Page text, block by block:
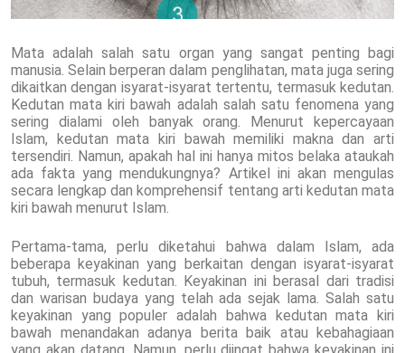
Mata adalah salah satu organ yang sangat penting bagi
manusia. Selain berperan dalam penglihatan, mata juga sering
dikaitkan dengan isyarat-isyarat tertentu, termasuk kedutan.
Kedutan mata kiri bawah adalah salah satu fenomena yang
sering dialami oleh banyak orang. Menurut kepercayaan
Islam, kedutan mata kiri bawah memiliki makna dan arti
tersendiri. Namun, apakah hal ini hanya mitos belaka ataukah
ada fakta yang mendukungnya? Artikel ini akan mengulas
secara lengkap dan komprehensif tentang arti kedutan mata
kiri bawah menurut Islam.
Pertama-tama, perlu diketahui bahwa dalam Islam, ada
beberapa keyakinan yang berkaitan dengan isyarat-isyarat
tubuh, termasuk kedutan. Keyakinan ini berasal dari tradisi
dan warisan budaya yang telah ada sejak lama. Salah satu
keyakinan yang populer adalah bahwa kedutan mata kiri
bawah menandakan adanya berita baik atau kebahagiaan
yang akan datang. Namun, perlu diingat bahwa keyakinan ini